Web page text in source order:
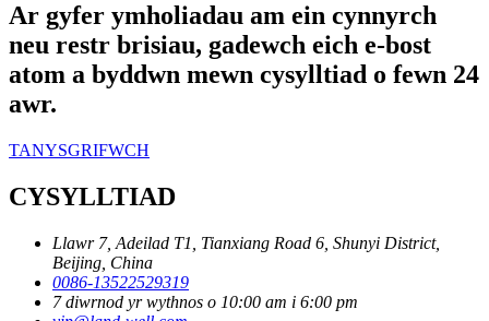
Ar gyfer ymholiadau am ein cynnyrch
neu restr brisiau, gadewch eich e-bost
atom a byddwn mewn cysylltiad o fewn 24
awr.
TANYSGRIFWCH
CYSYLLTIAD
Llawr 7, Adeilad T1, Tianxiang Road 6, Shunyi District,
Beijing, China
0086-13522529319
7 diwrnod yr wythnos o 10:00 am i 6:00 pm